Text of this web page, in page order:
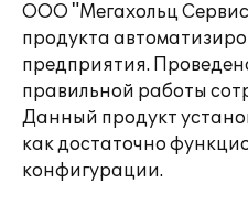
ООО "Мегахольц
продукта
предприятия.
правильной работы
Данный продукт
как достаточно
конфигурации.